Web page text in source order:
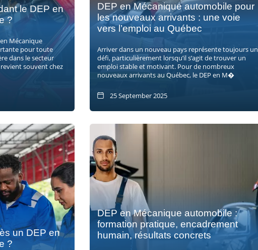
le DEP en
?
Mécanique
pour toute
dans le secteur
souvent chez
DEP en Mécanique automobile pour
les nouveaux arrivants : une voie
vers l’emploi au Québec
Arriver dans un nouveau pays représente toujours un
défi, particulièrement lorsqu’il s’agit de trouver un
emploi stable et motivant. Pour de nombreux
nouveaux arrivants au Québec, le DEP en M�
25 September 2025
un DEP en
?
DEP en Mécanique automobile :
formation pratique, encadrement
humain, résultats concrets